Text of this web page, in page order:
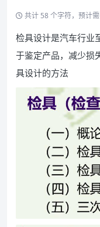
共计 58 个字符，预计
检具设计是汽车行业
于鉴定产品，减少损
具设计的方法